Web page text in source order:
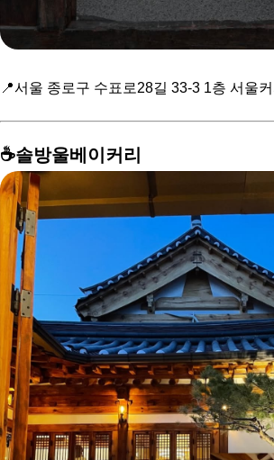
📍서울 종로구 수표로28길 33-3 1층 서울커
☕️솔방울베이커리